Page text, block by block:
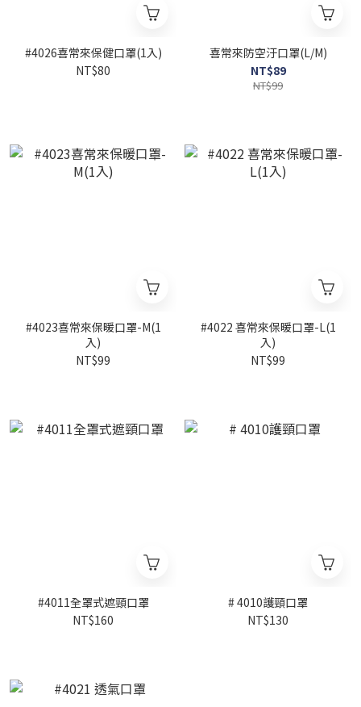
#4026喜常來保健口罩(1入)
NT$80
喜常來防空汙口罩(L/M)
NT$89
NT$99
#4023喜常來保暖口罩-M(1
入)
NT$99
#4022 喜常來保暖口罩-L(1
入)
NT$99
#4011全罩式遮頸口罩
NT$160
# 4010護頸口罩
NT$130